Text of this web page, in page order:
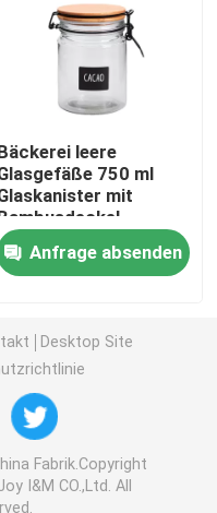
leere
750 ml
mit
Anfrage absenden
Desktop Site
Fabrik.Copyright
I&M CO.,Ltd. All